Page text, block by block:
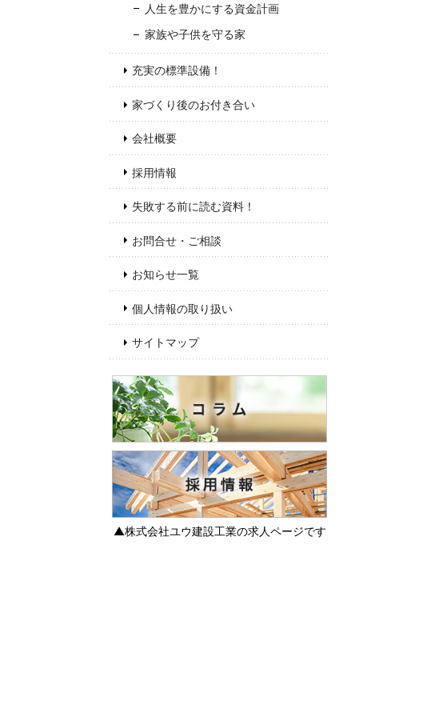
人生を豊かにする資金計画
家族や子供を守る家
充実の標準設備！
家づくり後のお付き合い
会社概要
採用情報
失敗する前に読む資料！
お問合せ・ご相談
お知らせ一覧
個人情報の取り扱い
サイトマップ
▲株式会社ユウ建設工業の求人ページです